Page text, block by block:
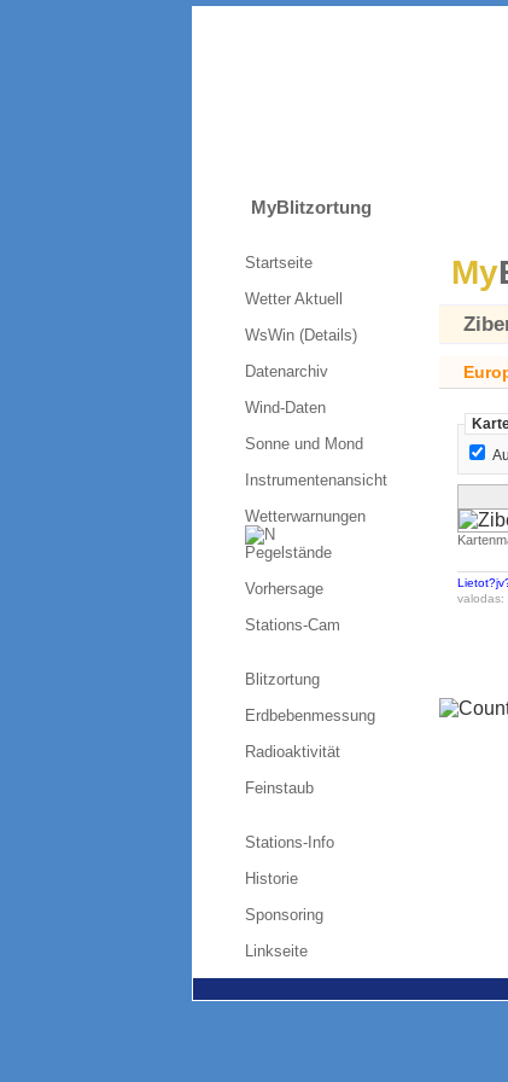
MyBlitzortung
My
valodas:
Startseite
Wetter Aktuell
WsWin (Details)
Datenarchiv
Wind-Daten
Sonne und Mond
Instrumentenansicht
Wetterwarnungen
Pegelstände
Vorhersage
Stations-Cam
Blitzortung
Erdbebenmessung
Radioaktivität
Feinstaub
Stations-Info
Historie
Sponsoring
Linkseite